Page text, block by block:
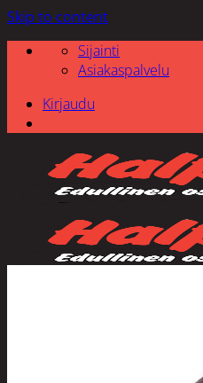
Skip to content
Sijainti
Asiakaspalvelu
Kirjaudu